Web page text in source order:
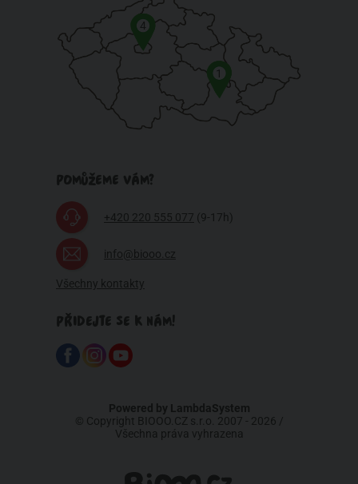
1
4
POMŮŽEME VÁM?
+420 220 555 077 (9-17h)
info@biooo.cz
Všechny kontakty
PŘIDEJTE SE K NÁM!
Powered by LambdaSystem
© Copyright BIOOO.CZ s.r.o. 2007 - 2026 /
Všechna práva vyhrazena